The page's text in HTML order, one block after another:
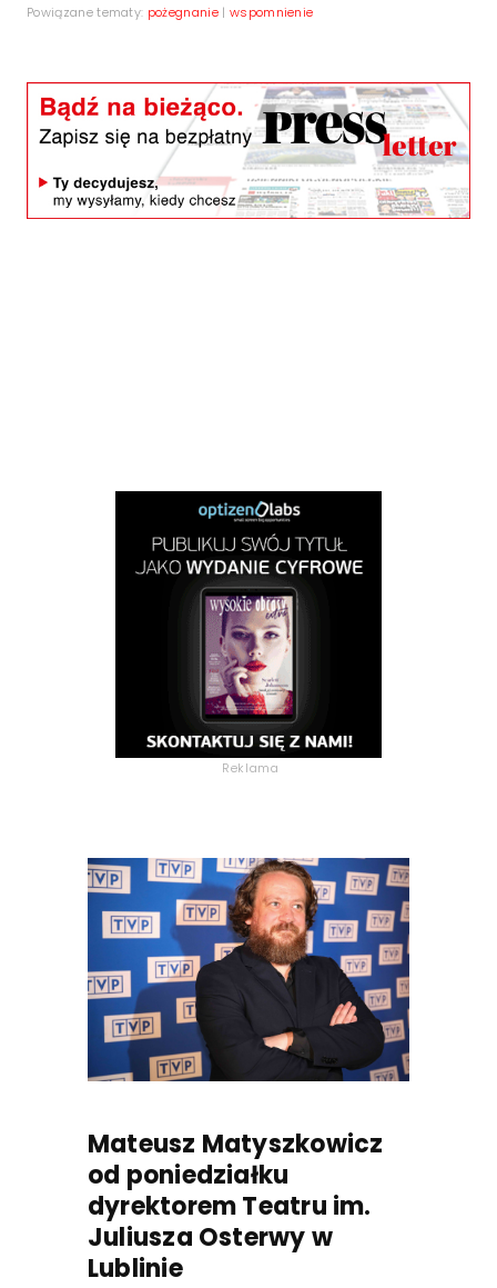
Powiązane tematy: pożegnanie| wspomnienie
Reklama
Mateusz Matyszkowicz
od poniedziałku
dyrektorem Teatru im.
Juliusza Osterwy w
Lublinie